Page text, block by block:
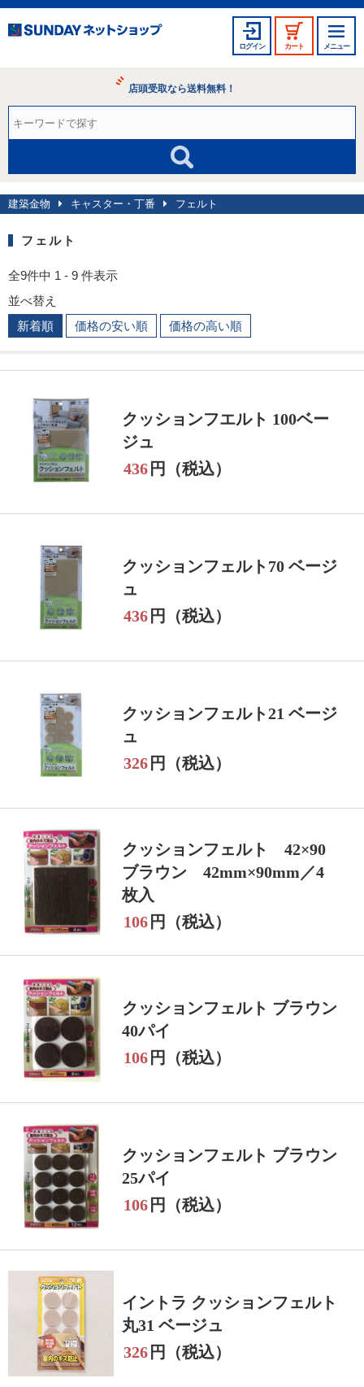
ログイン カート メニュー
店頭受取なら送料無料！
建築金物 キャスター・丁番 フェルト
フェルト
全9件中 1 - 9 件表示
並べ替え
新着順
価格の安い順 価格の高い順
クッションフエルト 100ベー
ジュ
436 円（税込）
クッションフェルト70 ベージ
ュ
436 円（税込）
クッションフェルト21 ベージ
ュ
326 円（税込）
クッションフェルト 42×90
ブラウン 42mm×90mm／4
枚入
106 円（税込）
クッションフェルト ブラウン
40パイ
106 円（税込）
クッションフェルト ブラウン
25パイ
106 円（税込）
イントラ クッションフェルト
丸31 ベージュ
326 円（税込）